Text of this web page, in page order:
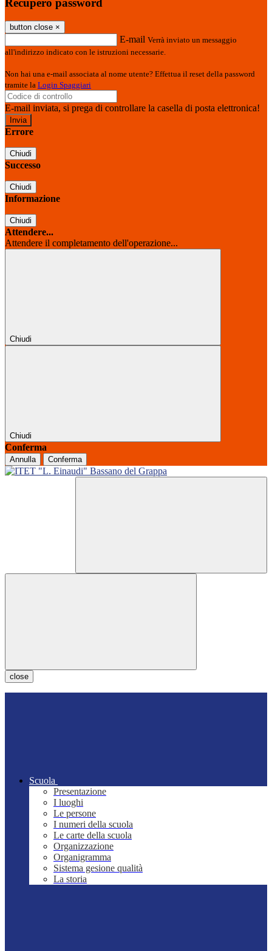
button close ×
E-mail Verrà inviato un messaggio
all'indirizzo indicato con le istruzioni necessarie.
Non hai una e-mail associata al nome utente? Effettua il reset della password
tramite la Login Spaggiari
E-mail inviata, si prega di controllare la casella di posta elettronica!
Errore
Chiudi
Successo
Chiudi
Informazione
Chiudi
Attendere...
Attendere il completamento dell'operazione...
Chiudi
Chiudi
Conferma
Annulla Conferma
close
Scuola
Presentazione
I luoghi
Le persone
I numeri della scuola
Le carte della scuola
Organizzazione
Organigramma
Sistema gesione qualità
La storia